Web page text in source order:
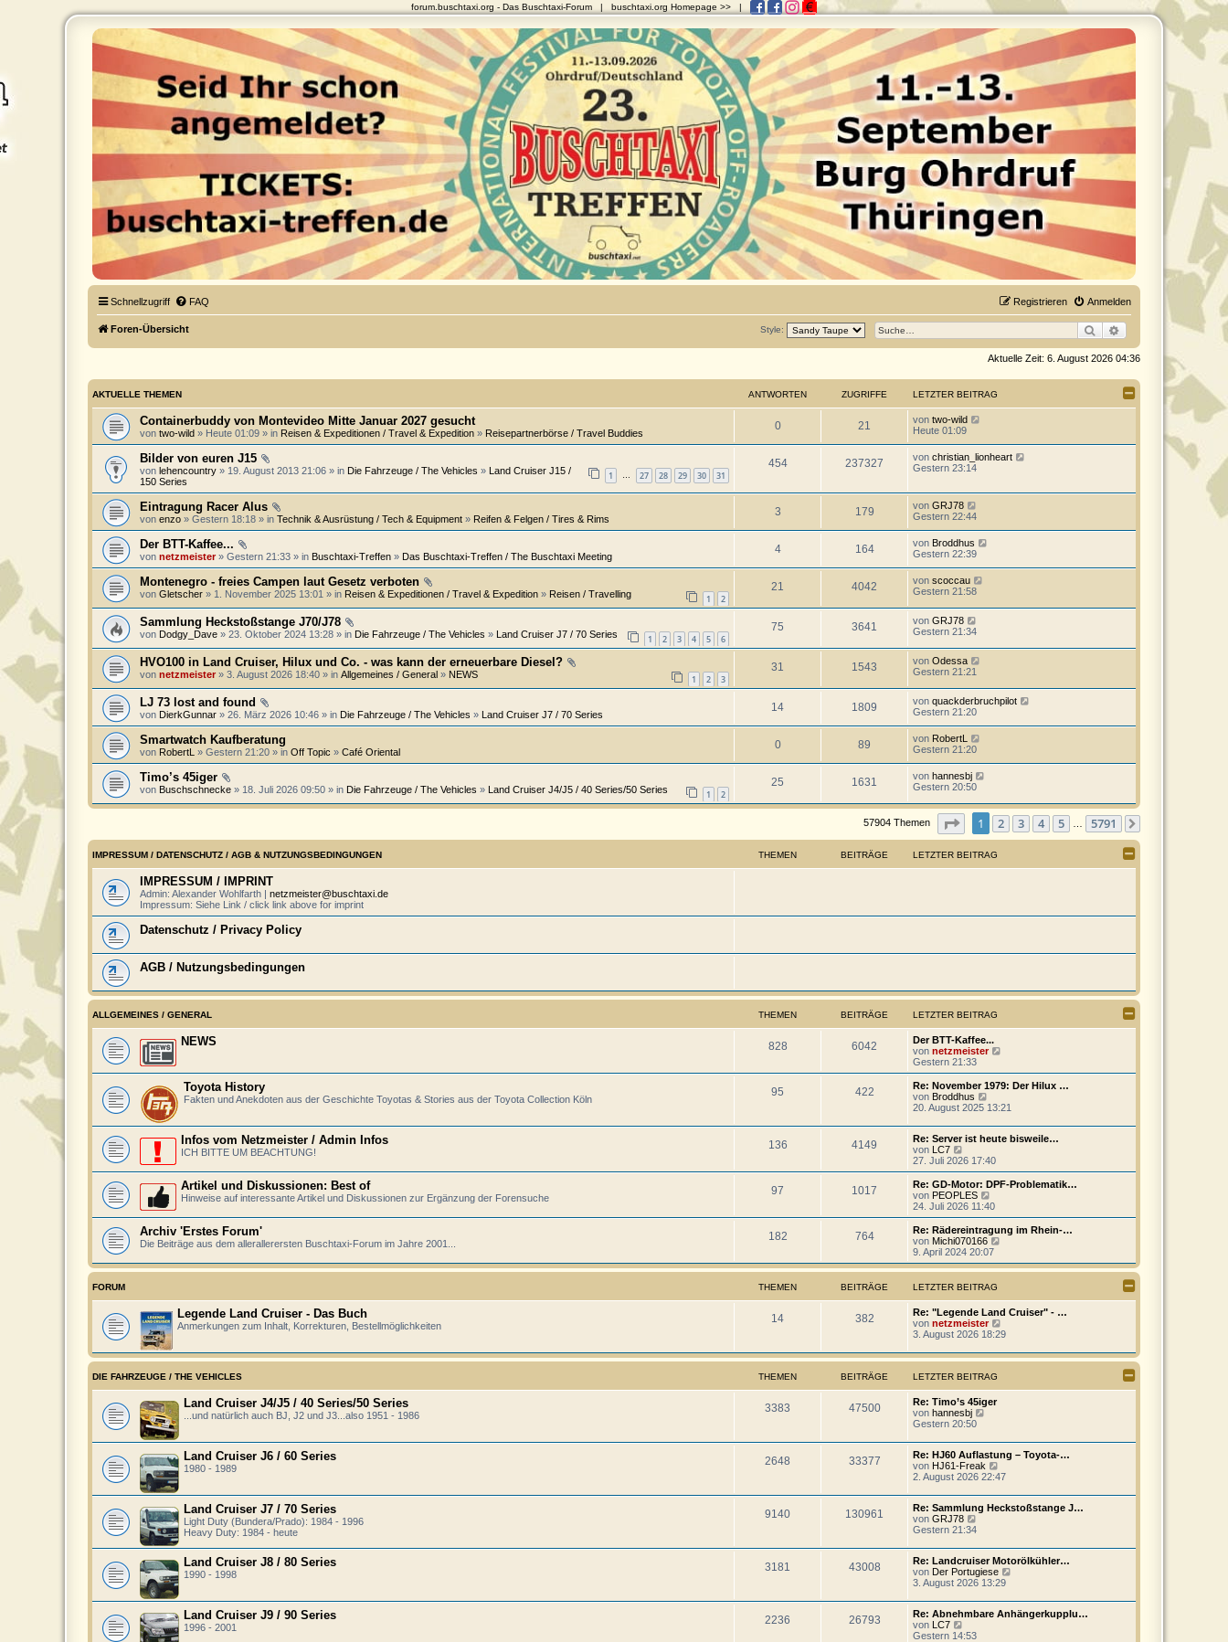
forum.buschtaxi.org - Das Buschtaxi-Forum | buschtaxi.org Homepage >> |
Buschtaxi.org
Das Buschtaxi-Forum
Schnellzugriff FAQ Anmelden
Registrieren
Foren-Übersicht SucheErweiterte Suche
Style:
Aktuelle Zeit: 6. August 2026 04:36
AKTUELLE THEMEN ANTWORTEN ZUGRIFFE LETZTER BEITRAG
Containerbuddy von Montevideo Mitte Januar 2027 gesucht
von two-wild » Heute 01:09 » in Reisen & Expeditionen / Travel & Expedition » Reisepartnerbörse / Travel Buddies
0 21 von two-wild
Heute 01:09
Bilder von euren J15
1 … 27 28 29 30 31
von lehencountry » 19. August 2013 21:06 » in Die Fahrzeuge / The Vehicles » Land Cruiser J15 /
150 Series
454 237327 von christian_lionheart
Gestern 23:14
Eintragung Racer Alus
von enzo » Gestern 18:18 » in Technik & Ausrüstung / Tech & Equipment » Reifen & Felgen / Tires & Rims
3 179 von GRJ78
Gestern 22:44
Der BTT-Kaffee...
von netzmeister» Gestern 21:33 » in Buschtaxi-Treffen » Das Buschtaxi-Treffen / The Buschtaxi Meeting
4 164 von Broddhus
Gestern 22:39
Montenegro - freies Campen laut Gesetz verboten
1 2
von Gletscher » 1. November 2025 13:01 » in Reisen & Expeditionen / Travel & Expedition » Reisen / Travelling
21 4042 von scoccau
Gestern 21:58
Sammlung Heckstoßstange J70/J78
1 2 3 4 5 6
von Dodgy_Dave » 23. Oktober 2024 13:28 » in Die Fahrzeuge / The Vehicles » Land Cruiser J7 / 70 Series
75 3641 von GRJ78
Gestern 21:34
HVO100 in Land Cruiser, Hilux und Co. - was kann der erneuerbare Diesel?
1 2 3
von netzmeister » 3. August 2026 18:40 » in Allgemeines / General » NEWS
31 1543 von Odessa
Gestern 21:21
LJ 73 lost and found
von DierkGunnar » 26. März 2026 10:46 » in Die Fahrzeuge / The Vehicles » Land Cruiser J7 / 70 Series
14 1809 von quackderbruchpilot
Gestern 21:20
Smartwatch Kaufberatung
von RobertL » Gestern 21:20 » in Off Topic » Café Oriental
0 89 von RobertL
Gestern 21:20
Timo’s 45iger
1 2
von Buschschnecke » 18. Juli 2026 09:50 » in Die Fahrzeuge / The Vehicles » Land Cruiser J4/J5 / 40 Series/50 Series
25 1631 von hannesbj
Gestern 20:50
57904 Themen Seite 1von5791
1 2 3 4 5 … 5791
IMPRESSUM / DATENSCHUTZ / AGB & NUTZUNGSBEDINGUNGEN THEMEN BEITRÄGE LETZTER BEITRAG
IMPRESSUM / IMPRINT
Admin: Alexander Wohlfarth | netzmeister@buschtaxi.de
Impressum: Siehe Link / click link above for imprint
Datenschutz / Privacy Policy
AGB / Nutzungsbedingungen
ALLGEMEINES / GENERAL THEMEN BEITRÄGE LETZTER BEITRAG
NEWS 828 6042
Der BTT-Kaffee...
von netzmeister
u
e
t
r
B
t
r
Gestern 21:33
Toyota History
Fakten und Anekdoten aus der Geschichte Toyotas & Stories aus der Toyota Collection Köln
95 422
Re: November 1979: Der Hilux …
von Broddhus
e
e
s
e
r
B
e
i
t
r
a
g
20. August 2025 13:21
Infos vom Netzmeister / Admin Infos
ICH BITTE UM BEACHTUNG!
136 4149
Re: Server ist heute bisweile…
von LC7
e
u
e
s
t
r
B
e
i
t
a
g
27. Juli 2026 17:40
Artikel und Diskussionen: Best of
Hinweise auf interessante Artikel und Diskussionen zur Ergänzung der Forensuche
97 1017
Re: GD-Motor: DPF-Problematik…
von PEOPLES
e
u
e
s
t
r
B
e
i
t
r
a
24. Juli 2026 11:40
Archiv 'Erstes Forum'
Die Beiträge aus dem allerallerersten Buschtaxi-Forum im Jahre 2001...
182 764
Re: Rädereintragung im Rhein-…
von Michi070166
u
e
r
e
t
g
9. April 2024 20:07
FORUM THEMEN BEITRÄGE LETZTER BEITRAG
Legende Land Cruiser - Das Buch
Anmerkungen zum Inhalt, Korrekturen, Bestellmöglichkeiten
14 382
Re: "Legende Land Cruiser" - …
von netzmeister
e
e
e
t
r
g
3. August 2026 18:29
DIE FAHRZEUGE / THE VEHICLES THEMEN BEITRÄGE LETZTER BEITRAG
Land Cruiser J4/J5 / 40 Series/50 Series
...und natürlich auch BJ, J2 und J3...also 1951 - 1986
3383 47500
Re: Timo’s 45iger
von hannesbj
e
s
t
e
B
e
g
Gestern 20:50
Land Cruiser J6 / 60 Series
1980 - 1989
2648 33377
Re: HJ60 Auflastung – Toyota-…
von HJ61-Freak
e
e
s
B
e
t
g
2. August 2026 22:47
Land Cruiser J7 / 70 Series
Light Duty (Bundera/Prado): 1984 - 1996
Heavy Duty: 1984 - heute
9140 130961
Re: Sammlung Heckstoßstange J…
von GRJ78
e
s
t
e
B
e
Gestern 21:34
Land Cruiser J8 / 80 Series
1990 - 1998
3181 43008
Re: Landcruiser Motorölkühler…
von Der Portugiese
e
s
3. August 2026 13:29
Land Cruiser J9 / 90 Series
1996 - 2001
2236 26793
Re: Abnehmbare Anhängerkupplu…
von LC7
e
Gestern 14:53